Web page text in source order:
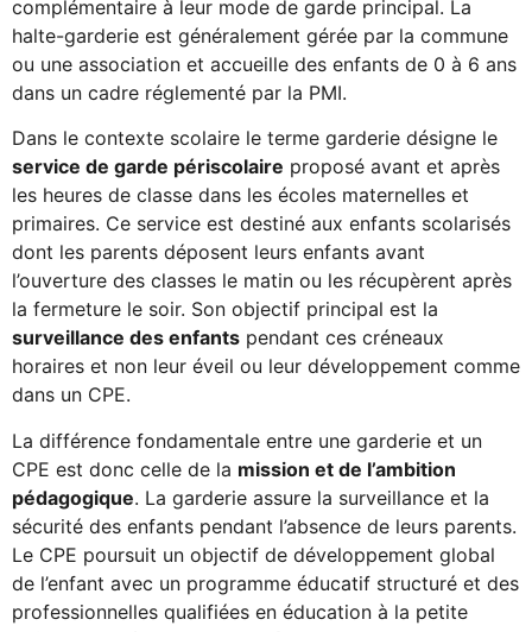
complémentaire à leur mode de garde principal. La
halte-garderie est généralement gérée par la commune
ou une association et accueille des enfants de 0 à 6 ans
dans un cadre réglementé par la PMI.
Dans le contexte scolaire le terme garderie désigne le
service de garde périscolaire proposé avant et après
les heures de classe dans les écoles maternelles et
primaires. Ce service est destiné aux enfants scolarisés
dont les parents déposent leurs enfants avant
l’ouverture des classes le matin ou les récupèrent après
la fermeture le soir. Son objectif principal est la
surveillance des enfants pendant ces créneaux
horaires et non leur éveil ou leur développement comme
dans un CPE.
La différence fondamentale entre une garderie et un
CPE est donc celle de la mission et de l’ambition
pédagogique. La garderie assure la surveillance et la
sécurité des enfants pendant l’absence de leurs parents.
Le CPE poursuit un objectif de développement global
de l’enfant avec un programme éducatif structuré et des
professionnelles qualifiées en éducation à la petite